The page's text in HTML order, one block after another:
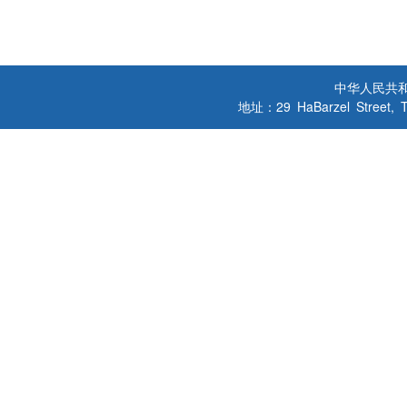
中华人民共
地址：29 HaBarzel Street,